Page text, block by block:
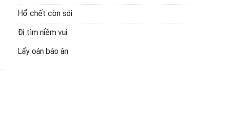
Hổ chết còn sói
Đi tìm niềm vui
Lấy oán báo ân